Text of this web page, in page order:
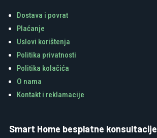
Dostava i povrat
Plaćanje
Uslovi korištenja
Politika privatnosti
Politika kolačića
O nama
Kontakt i reklamacije
Smart Home besplatne konsultacije